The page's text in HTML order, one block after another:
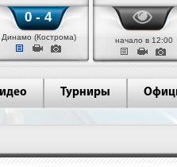
0 - 4
Динамо (Кострома) начало в 12:00
Турниры